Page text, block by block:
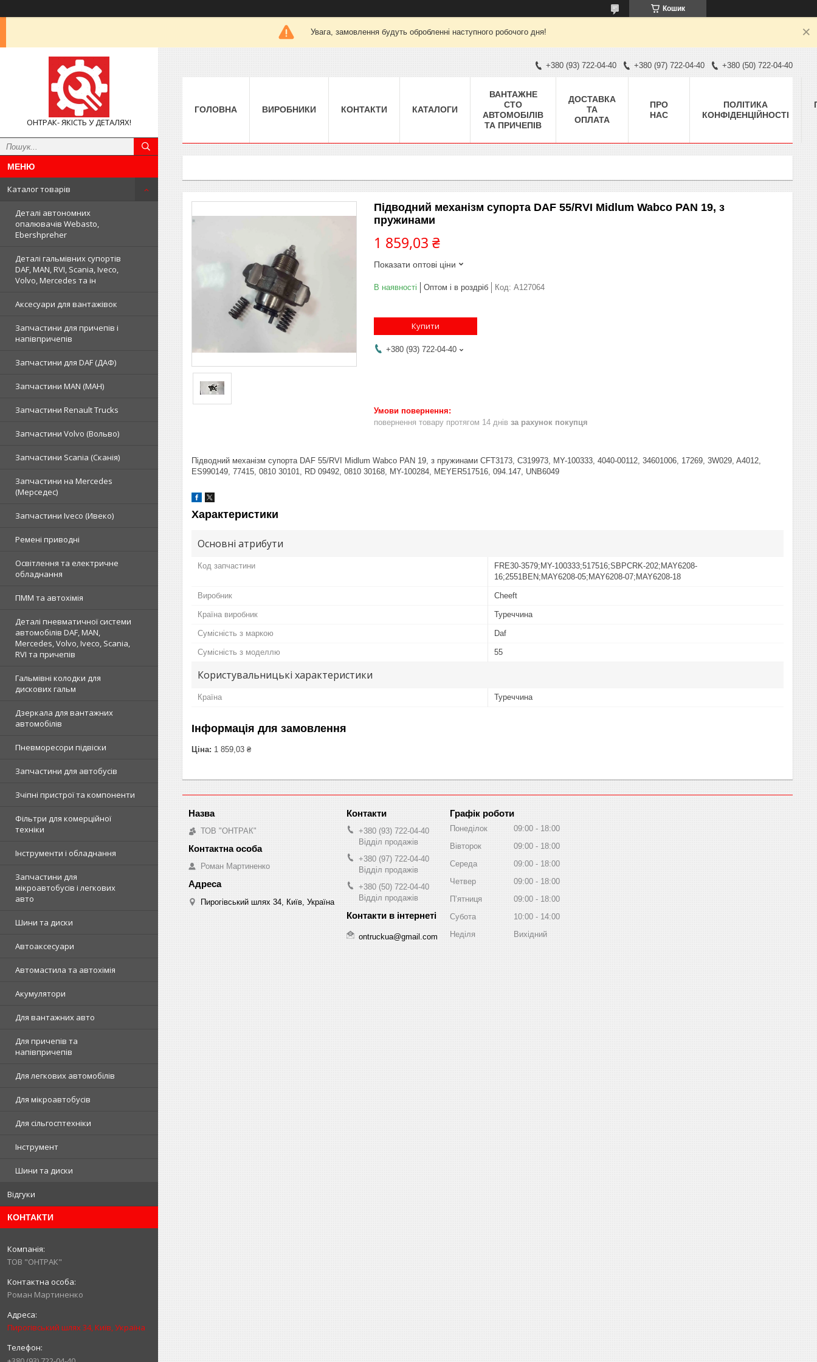
Кошик
Увага, замовлення будуть обробленні наступного робочого дня!
ОНТРАК- ЯКІСТЬ У ДЕТАЛЯХ!
Каталог товарів
Деталі автономних
опалювачів Webasto,
Ebershpreher
Деталі гальмівних супортів
DAF, MAN, RVI, Scania, Iveco,
Volvo, Mercedes та ін
Аксесуари для вантажівок
Запчастини для причепів і
напівпричепів
Запчастини для DAF (ДАФ)
Запчастини MAN (МАН)
Запчастини Renault Trucks
Запчастини Volvo (Вольво)
Запчастини Scania (Сканія)
Запчастини на Mercedes
(Мерседес)
Запчастини Iveco (Ивеко)
Ремені приводні
Освітлення та електричне
обладнання
ПММ та автохімія
Деталі пневматичної системи
автомобілів DAF, MAN,
Mercedes, Volvo, Iveco, Scania,
RVI та причепів
Гальмівні колодки для
дискових гальм
Дзеркала для вантажних
автомобілів
Пневморесори підвіски
Запчастини для автобусів
Зчіпні пристрої та компоненти
Фільтри для комерційної
техніки
Інструменти і обладнання
Запчастини для
мікроавтобусів і легкових
авто
Шини та диски
Автоаксесуари
Автомастила та автохімія
Акумулятори
Для вантажних авто
Для причепів та
напівпричепів
Для легкових автомобілів
Для мікроавтобусів
Для сільгосптехніки
Інструмент
Шини та диски
Відгуки
КОНТАКТИ
ТОВ "ОНТРАК"
Роман Мартиненко
Пирогівський шлях 34, Київ, Україна
+380 (93) 722-04-40 +380 (97) 722-04-40 +380 (50) 722-04-40
ГОЛОВНА ВИРОБНИКИ КОНТАКТИ КАТАЛОГИ
ВАНТАЖНЕ
СТО
АВТОМОБІЛІВ
ТА ПРИЧЕПІВ
ДОСТАВКА
ТА
ОПЛАТА
ПРО
НАС
ПОЛІТИКА
КОНФІДЕНЦІЙНОСТІ
Підводний механізм супорта DAF 55/RVI Midlum Wabco PAN 19, з
пружинами
1 859,03 ₴
Показати оптові ціни
В наявності Оптом і в роздріб Код: A127064
Купити
+380 (93) 722-04-40
повернення товару протягом 14 днів за рахунок покупця
Підводний механізм супорта DAF 55/RVI Midlum Wabco PAN 19, з пружинами CFT3173, C319973, MY-100333, 4040-00112, 34601006, 17269, 3W029, A4012,
ES990149, 77415, 0810 30101, RD 09492, 0810 30168, MY-100284, MEYER517516, 094.147, UNB6049
Характеристики
Основні атрибути
Код запчастини
FRE30-3579;MY-100333;517516;SBPCRK-202;MAY6208-
16;2551BEN;MAY6208-05;MAY6208-07;MAY6208-18
Виробник Cheeft
Країна виробник Туреччина
Сумісність з маркою Daf
Сумісність з моделлю 55
Користувальницькі характеристики
Країна Туреччина
Інформація для замовлення
Ціна: 1 859,03 ₴
ТОВ "ОНТРАК"
Роман Мартиненко
Пирогівський шлях 34, Київ, Україна
+380 (93) 722-04-40
Відділ продажів
+380 (97) 722-04-40
Відділ продажів
+380 (50) 722-04-40
Відділ продажів
ontruckua@gmail.com
Графік роботи
Понеділок 09:00
18:00
Вівторок
09:00
18:00
Середа
09:00
18:00
Четвер
09:00
18:00
Пʼятниця
09:00
18:00
Субота
10:00
14:00
Неділя
Вихідний